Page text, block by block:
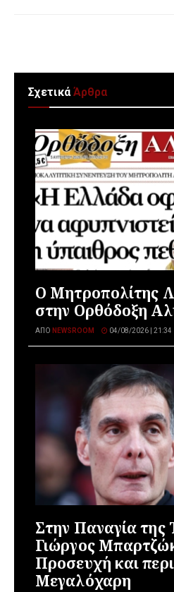
ΣχετικάΆρθρα
Ο Μητροπολίτης
στην Ορθόδοξη
ΑΠΌ NEWSROOM 04/08/2026 | 21:34
Στην Παναγία της
Γιώργος
Προσευχή και
Μεγαλόχαρη